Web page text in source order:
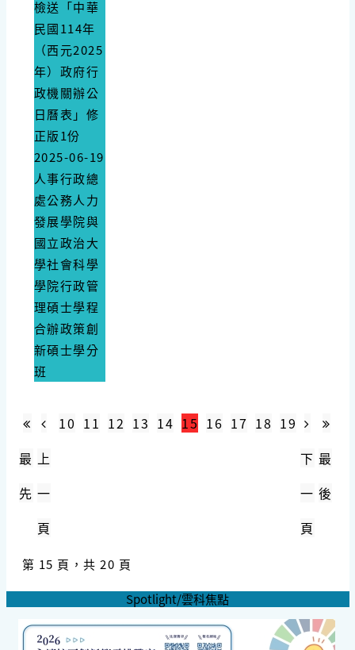
檢送「中華
民國114年
（西元2025
年）政府行
政機關辦公
日曆表」修
正版1份
2025-06-19
人事行政總
處公務人力
發展學院與
國立政治大
學社會科學
學院行政管
理碩士學程
合辦政策創
新碩士學分
班
最
先
上
一
頁
10 11 12 13 14 15 16 17 18 19
下
一
頁
最
後
第 15 頁，共 20 頁
Spotlight/雲科焦點